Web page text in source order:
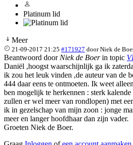
Platinum lid
Meer
21-09-2017 21:25 #171927 doorNiek de
Beantwoord door Niek de Boerin topic
Daniël ,hoogst waarschijnlijk ga ik
ik zou het leuk vinden ,de auteur van de
444 daar eens te ontmoeten. Ik weet
ben mogelijk te herkennen : sterk
zullen er wel meer van rondlopen) met
ik in gezelschap van mijn zoon : jonge
meer en langer hoofdhaar dan zijn vader.
Groeten Niek de Boer.